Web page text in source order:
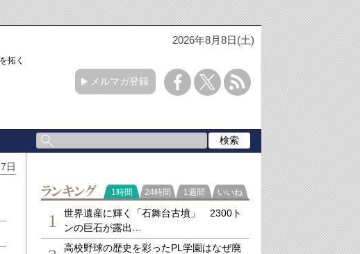
2026年8月8日(土)
拓く「3
メルマガ登録
日
ランキング
1時間 24時間 1週間 いいね
1
世界遺産に輝く「石舞台古墳」 2300ト
ンの巨石が露出…
高校野球の歴史を彩ったPL学園はなぜ廃